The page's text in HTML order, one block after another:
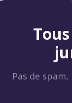
Pas de